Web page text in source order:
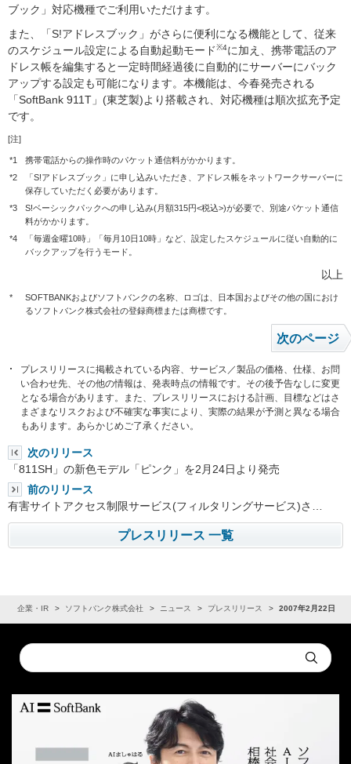
ブック」対応機種でご利用いただけます。
また、「S!アドレスブック」がさらに便利になる機能として、従来
のスケジュール設定による自動起動モード※4に加え、携帯電話のア
ドレス帳を編集すると一定時間経過後に自動的にサーバーにバック
アップする設定も可能になります。本機能は、今春発売される
「SoftBank 911T」(東芝製)より搭載され、対応機種は順次拡充予定
です。
[注]
*1
携帯電話からの操作時のパケット通信料がかかります。
*2
「S!アドレスブック」に申し込みいただき、アドレス帳をネットワークサーバーに
保存していただく必要があります。
*3
S!ベーシックパックへの申し込み(月額315円<税込>)が必要で、別途パケット通信
料がかかります。
*4
「毎週金曜10時」「毎月10日10時」など、設定したスケジュールに従い自動的に
バックアップを行うモード。
以上
*
SOFTBANKおよびソフトバンクの名称、ロゴは、日本国およびその他の国におけ
るソフトバンク株式会社の登録商標または商標です。
次のページ
プレスリリースに掲載されている内容、サービス／製品の価格、仕様、お問
い合わせ先、その他の情報は、発表時点の情報です。その後予告なしに変更
となる場合があります。また、プレスリリースにおける計画、目標などはさ
まざまなリスクおよび不確実な事実により、実際の結果が予測と異なる場合
もあります。あらかじめご了承ください。
次のリリース
「811SH」の新色モデル「ピンク」を2月24日より発売
前のリリース
有害サイトアクセス制限サービス(フィルタリングサービス)さ…
プレスリリース 一覧
企業・IR ソフトバンク株式会社 ニュース プレスリリース 2007年2月22日
Conduct
a
Submit